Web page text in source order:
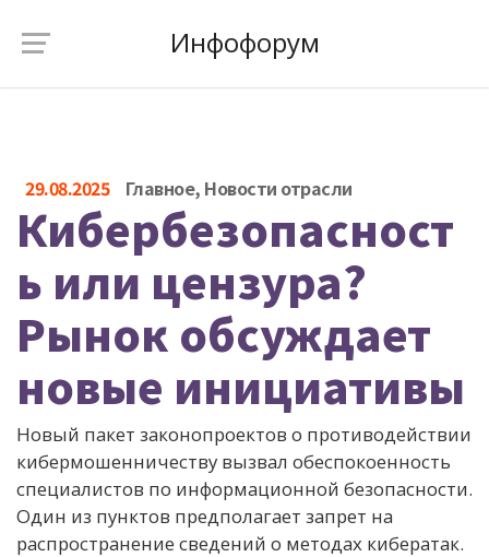
Инфофорум
29.08.2025 Главное, Новости отрасли
Кибербезопасност
ь или цензура?
Рынок обсуждает
новые инициативы
Новый пакет законопроектов о противодействии
кибермошенничеству вызвал обеспокоенность
специалистов по информационной безопасности.
Один из пунктов предполагает запрет на
распространение сведений о методах кибератак.